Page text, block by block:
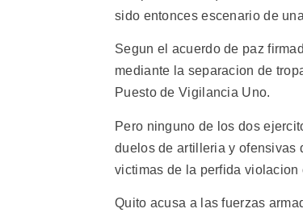
sido entonces escenario de
Segun el acuerdo de paz
mediante la separacion de
Puesto de Vigilancia Uno.
Pero ninguno de los dos
duelos de artilleria y ofensivas
victimas de la perfida
Quito acusa a las fuerzas